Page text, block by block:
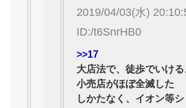
2019/04/03(水)
ID:/t6SnrHB0
>>17
大店法で、徒歩でいけ
小売店がほぼ全滅した
しかたなく、イオン等